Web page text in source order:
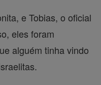
e Tobias, o oficial
eles foram
alguém tinha vindo